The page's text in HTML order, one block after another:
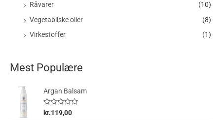
Råvarer
(10)
Vegetabilske olier
(8)
Virkestoffer
(1)
Mest Populære
Argan Balsam
V
kr.119,00